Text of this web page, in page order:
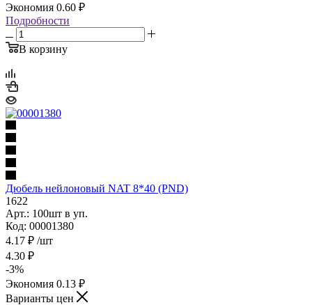
Экономия 0.60 ₽
Подробности
В корзину
Дюбель нейлоновый NAT 8*40 (PND)
1622
Арт.: 100шт в уп.
Код: 00001380
4.17 ₽ /шт
4.30 ₽
-3%
Экономия 0.13 ₽
Варианты цен